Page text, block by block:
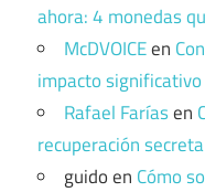
ahora: 4 monedas
McDVOICEen
impacto
Rafael Faríasen
recuperación
guidoen Cómo